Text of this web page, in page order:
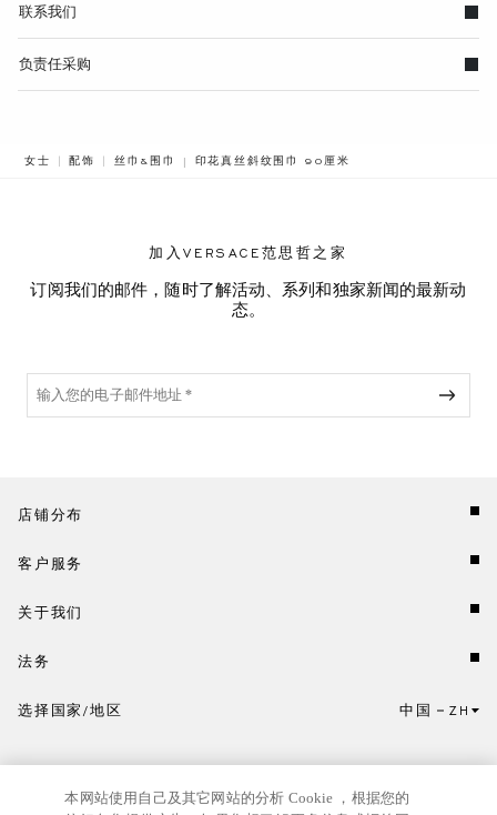
联系我们
负责任采购
女士 配饰 丝巾&围巾 BREADCRUMB.ADA.LABEL.CURRENT
印花真丝斜纹围巾 90厘米
加入VERSACE范思哲之家
订阅我们的邮件，随时了解活动、系列和独家新闻的最新动
态。
店铺分布
客户服务
关于我们
法务
点击此处选择国家/地区和语言。
选择国家/地区 中国 ZH
本网站使用自己及其它网站的分析 Cookie ，根据您的